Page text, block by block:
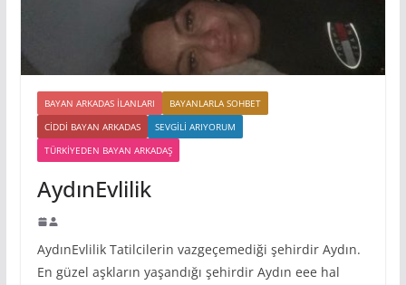
BAYAN ARKADAS ILANLARI
BAYANLARLA SOHBET
CIDDI BAYAN ARKADAS
SEVGILI ARIYORUM
TÜRKIYEDEN BAYAN ARKADAŞ
AydınEvlilik
AydınEvlilik Tatilcilerin vazgeçemediği şehirdir Aydın.
En güzel aşkların yaşandığı şehirdir Aydın eee hal